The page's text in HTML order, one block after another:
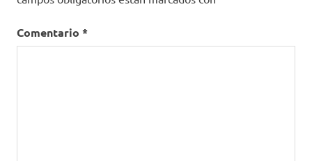
YouTube
Comentario *